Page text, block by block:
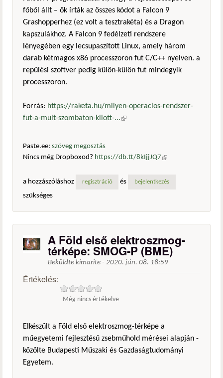
főből állt – ők írták az összes kódot a Falcon 9
Grashopperhez (ez volt a tesztrakéta) és a Dragon
kapszulákhoz. A Falcon 9 fedélzeti rendszere
lényegében egy lecsupaszított Linux, amely három
darab kétmagos x86 processzoron fut C/C++ nyelven. a
repülési szoftver pedig külön-külön fut mindegyik
processzoron.
Forrás: https://raketa.hu/milyen-operacios-rendszer-
fut-a-mult-szombaton-kilott-...(külső hivatkozás)
Paste.ee: szöveg megosztás
Nincs még Dropboxod? https://db.tt/8kIjjJQ7 (külső
a hozzászóláshoz
regisztráció és bejelentkezés
szükséges
A Föld első elektroszmog-
térképe: SMOG-P (BME)
Beküldte kimarite - 2020. jún. 08. 18:59
Értékelés:
Még nincs értékelve
Elkészült a Föld első elektroszmog-térképe a
műegyetemi fejlesztésű zsebműhold mérései alapján -
közölte Budapesti Műszaki és Gazdaságtudományi
Egyetem.